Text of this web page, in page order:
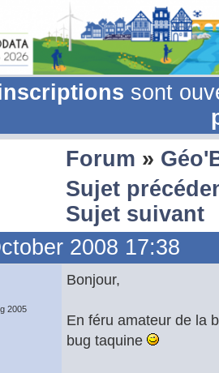
sont
Forum »
Sujet
Sujet suivant
2008 17:38
2005
Bonjour,
En féru amateur de la
bug taquine